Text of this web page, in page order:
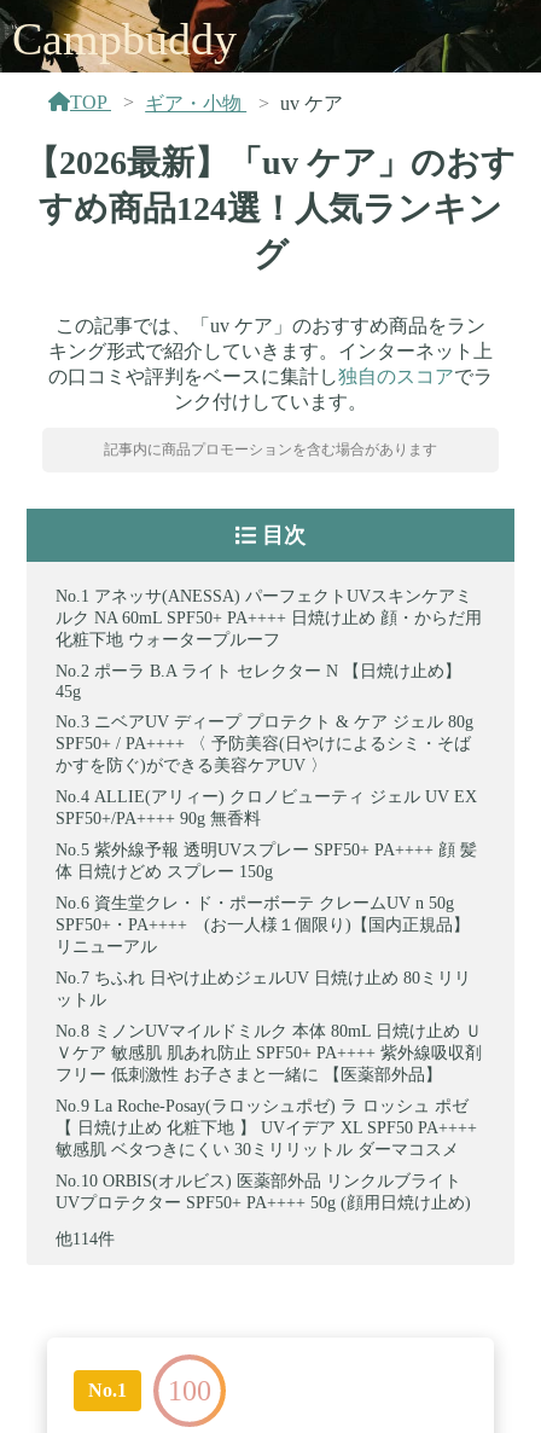
Campbuddy
TOP ギア・小物 uv ケア
【2026最新】「uv ケア」のおす
すめ商品124選！人気ランキン
グ
この記事では、「uv ケア」のおすすめ商品をラン
キング形式で紹介していきます。インターネット上
の口コミや評判をベースに集計し独自のスコアでラ
ンク付けしています。
記事内に商品プロモーションを含む場合があります
目次
アネッサ(ANESSA) パーフェクトUVスキンケアミ
ルク NA 60mL SPF50+ PA++++ 日焼け止め 顔・からだ用
化粧下地 ウォータープルーフ
ポーラ B.A ライト セレクター N 【日焼け止め】
45g
ニベアUV ディープ プロテクト & ケア ジェル 80g
SPF50+ / PA++++ 〈 予防美容(日やけによるシミ・そば
かすを防ぐ)ができる美容ケアUV 〉
ALLIE(アリィー) クロノビューティ ジェル UV EX
SPF50+/PA++++ 90g 無香料
紫外線予報 透明UVスプレー SPF50+ PA++++ 顔 髪
体 日焼けどめ スプレー 150g
資生堂クレ・ド・ポーボーテ クレームUV n 50g
SPF50+・PA++++ (お一人様１個限り)【国内正規品】
リニューアル
ちふれ 日やけ止めジェルUV 日焼け止め 80ミリリ
ットル
ミノンUVマイルドミルク 本体 80mL 日焼け止め Ｕ
Ｖケア 敏感肌 肌あれ防止 SPF50+ PA++++ 紫外線吸収剤
フリー 低刺激性 お子さまと一緒に 【医薬部外品】
La Roche-Posay(ラロッシュポゼ) ラ ロッシュ ポゼ
【 日焼け止め 化粧下地 】 UVイデア XL SPF50 PA++++
敏感肌 ベタつきにくい 30ミリリットル ダーマコスメ
ORBIS(オルビス) 医薬部外品 リンクルブライト
UVプロテクター SPF50+ PA++++ 50g (顔用日焼け止め)
他114件
No.1 100